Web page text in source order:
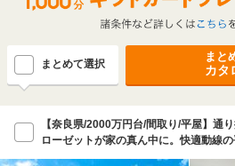
まとめて選択
まと
カタ
【奈良県/2000万円台/間取り/平屋】通
ローゼットが家の真ん中に。快適動線